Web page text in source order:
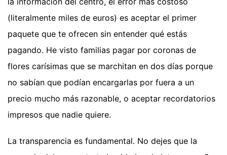
(literalmente miles de euros) es aceptar el primer
paquete que te ofrecen sin entender qué estás
pagando. He visto familias pagar por coronas de
flores carísimas que se marchitan en dos días porque
no sabían que podían encargarlas por fuera a un
precio mucho más razonable, o aceptar recordatorios
impresos que nadie quiere.
La transparencia es fundamental. No dejes que la